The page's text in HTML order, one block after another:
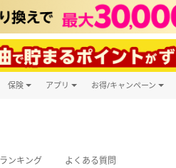
保険 アプリ お得/キャンペーン
ランキング よくある質問